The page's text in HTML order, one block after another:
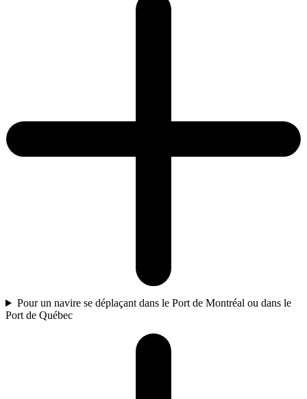
Pour un navire se déplaçant dans le Port de Montréal ou dans le
Port de Québec